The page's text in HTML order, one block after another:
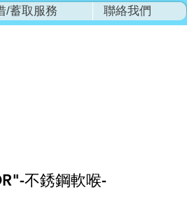
/蓄取服務 聯絡我們
不銹鋼軟喉-